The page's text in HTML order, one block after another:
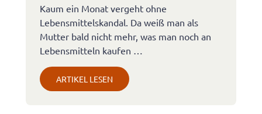
Kaum ein Monat vergeht ohne
Lebensmittelskandal. Da weiß man als
Mutter bald nicht mehr, was man noch an
Lebensmitteln kaufen …
ARTIKEL LESEN